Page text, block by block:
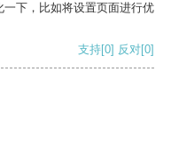
下，比如将设置页面进行优
支持[0] 反对[0]